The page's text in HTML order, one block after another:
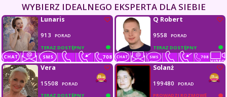
WYBIERZ IDEALNEGO EKSPERTA DLA SIEBIE
TERAZ DOSTĘPNY
Lunaris
913
PORAD
TERAZ DOSTĘPNY
Q Robert
9558 PORAD
TERAZ DOSTĘPNY
Vera
15508
PORAD
PROWADZI ROZMOWĘ
Solanż
199480 PORAD